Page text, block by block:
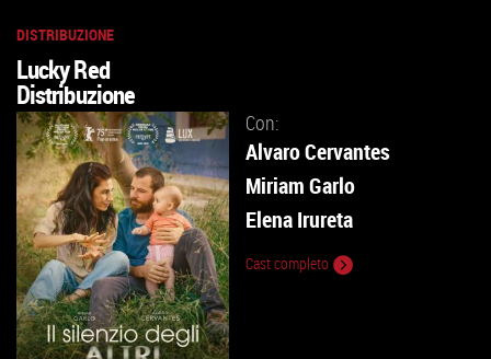
DISTRIBUZIONE
Lucky Red
Distribuzione
Con:
Alvaro Cervantes
Miriam Garlo
Elena Irureta
Cast completo